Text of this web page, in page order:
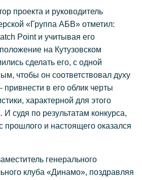
проекта и руководитель
«Группа АБВ» отметил:
Point и учитывая его
на Кутузовском
сделать его, с одной
чтобы он соответствовал духу
привнести в его облик черты
характерной для этого
И судя по результатам конкурса,
прошлого и настоящего оказался
генерального
клуба «Динамо», поздравляя